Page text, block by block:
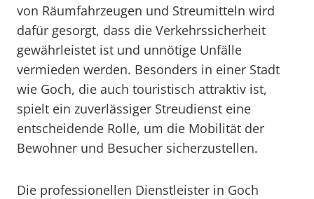
von Räumfahrzeugen und Streumitteln wird
dafür gesorgt, dass die Verkehrssicherheit
gewährleistet ist und unnötige Unfälle
vermieden werden. Besonders in einer Stadt
wie Goch, die auch touristisch attraktiv ist,
spielt ein zuverlässiger Streudienst eine
entscheidende Rolle, um die Mobilität der
Bewohner und Besucher sicherzustellen.
Die professionellen Dienstleister in Goch